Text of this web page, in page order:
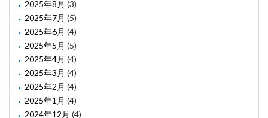
2025年8月 (3)
2025年7月 (5)
2025年6月 (4)
2025年5月 (5)
2025年4月 (4)
2025年3月 (4)
2025年2月 (4)
2025年1月 (4)
2024年12月 (4)